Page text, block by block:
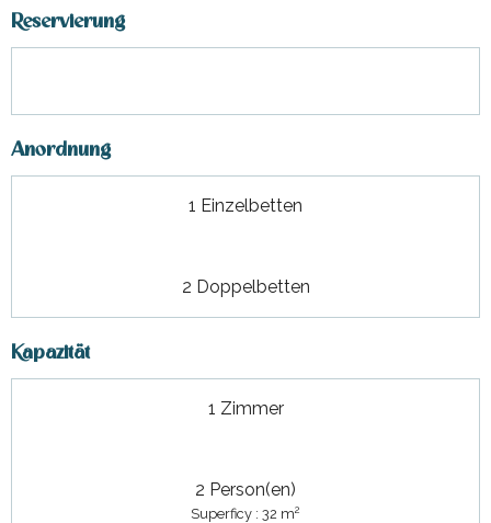
Reservierung
Anordnung
1 Einzelbetten
2 Doppelbetten
Kapazität
1 Zimmer
2 Person(en)
Superficy : 32 m2